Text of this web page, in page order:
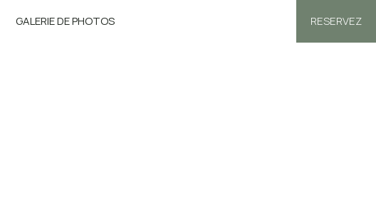
RESERVEZ
GALERIE DE PHOTOS